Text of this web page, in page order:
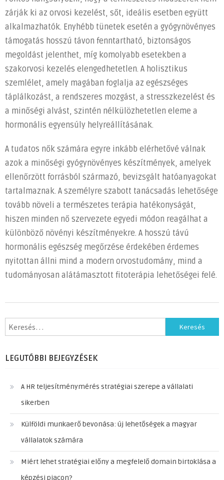
zárják ki az orvosi kezelést, sőt, ideális esetben együtt
alkalmazhatók. Enyhébb tünetek esetén a gyógynövényes
támogatás hosszú távon fenntartható, biztonságos
megoldást jelenthet, míg komolyabb esetekben a
szakorvosi kezelés elengedhetetlen. A holisztikus
szemlélet, amely magában foglalja az egészséges
táplálkozást, a rendszeres mozgást, a stresszkezelést és
a minőségi alvást, szintén nélkülözhetetlen eleme a
hormonális egyensúly helyreállításának.
A tudatos nők számára egyre inkább elérhetővé válnak
azok a minőségi gyógynövényes készítmények, amelyek
ellenőrzött forrásból származó, bevizsgált hatóanyagokat
tartalmaznak. A személyre szabott tanácsadás lehetősége
tovább növeli a természetes terápia hatékonyságát,
hiszen minden nő szervezete egyedi módon reagálhat a
különböző növényi készítményekre. A hosszú távú
hormonális egészség megőrzése érdekében érdemes
nyitottan állni mind a modern orvostudomány, mind a
tudományosan alátámasztott fitoterápia lehetőségei felé.
Keresés:
LEGUTÓBBI BEJEGYZÉSEK
A HR teljesítménymérés stratégiai szerepe a vállalati
sikerben
Külföldi munkaerő bevonása: új lehetőségek a magyar
vállalatok számára
Miért lehet stratégiai előny a megfelelő domain birtoklása a
képzési piacon?